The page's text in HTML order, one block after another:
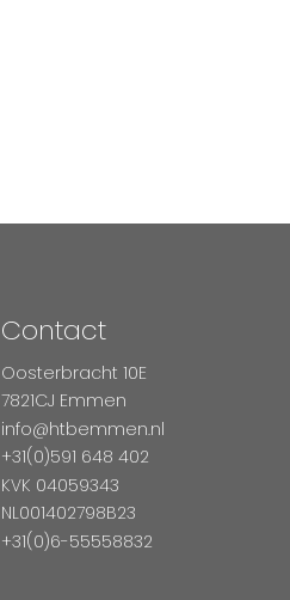
Contact
Oosterbracht 10E
7821CJ Emmen
info@htbemmen.nl
+31(0)591 648 402
KVK 04059343
NL001402798B23
+31(0)6-55558832